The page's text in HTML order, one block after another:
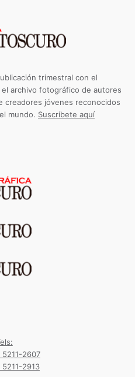
trimestral con el
archivo fotográfico de autores
creadores jóvenes reconocidos
mundo. Suscríbete aquí
2607
2913